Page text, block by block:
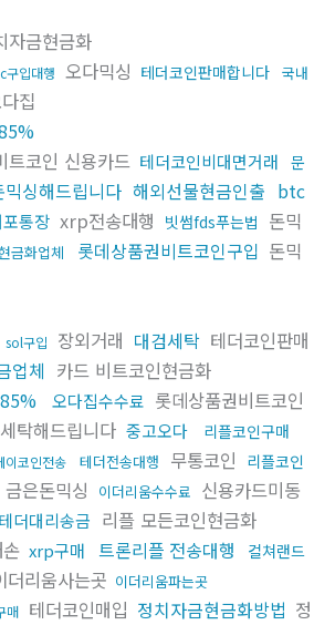
자금현금화
구입대행 오다믹싱 테더코인판매합니다 국내
집
트코인 신용카드 테더코인비대면거래 문
믹싱해드립니다 해외선물현금인출 btc
통장 xrp전송대행 빗썸fds푸는법 돈믹
금화업체 롯데상품권비트코인구입 돈믹
sol구입 장외거래 대검세탁 테더코인판매
업체 카드 비트코인현금화
오다집수수료 롯데상품권비트코인
탁해드립니다 중고오다 리플코인구매
이코인전송 테더전송대행 무통코인 리플코인
금은돈믹싱 이더리움수수료 신용카드미동
테더대리송금 리플 모든코인현금화
xrp구매 트론리플 전송대행
컬쳐랜드
더리움사는곳 이더리움파는곳
매 테더코인매입 정치자금현금화방법 정